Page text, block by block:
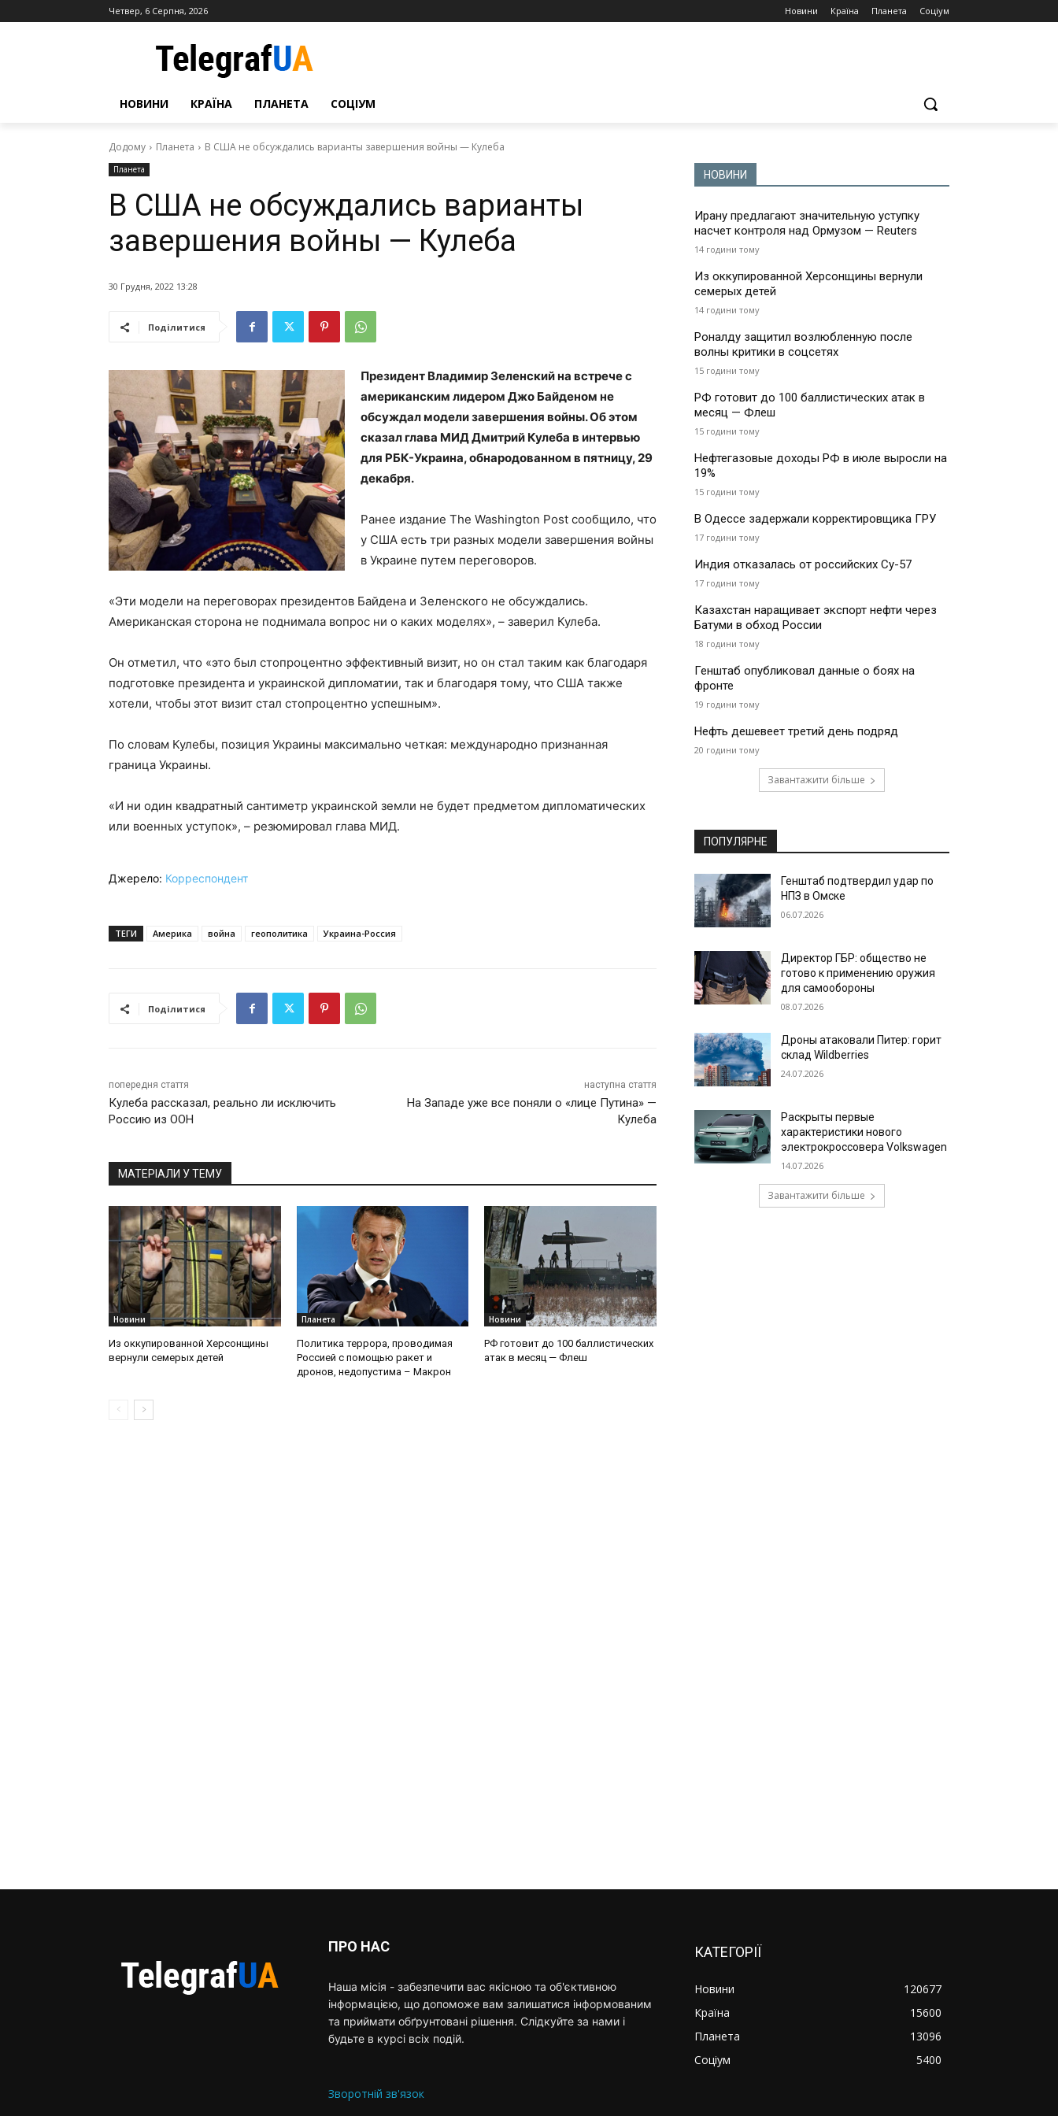
Четвер, 6 Серпня, 2026 Новини Країна Планета Соціум
НОВИНИ КРАЇНА ПЛАНЕТА СОЦІУМ
Додому Планета В США не обсуждались варианты завершения войны — Кулеба
Планета
В США не обсуждались варианты
завершения войны — Кулеба
30 Грудня, 2022 13:28
Поділитися
Президент Владимир Зеленский на встрече с
американским лидером Джо Байденом не
обсуждал модели завершения войны. Об этом
сказал глава МИД Дмитрий Кулеба в интервью
для РБК-Украина, обнародованном в пятницу, 29
декабря.
Ранее издание The Washington Post сообщило, что
у США есть три разных модели завершения войны
в Украине путем переговоров.
«Эти модели на переговорах президентов Байдена и Зеленского не обсуждались.
Американская сторона не поднимала вопрос ни о каких моделях», – заверил Кулеба.
Он отметил, что «это был стопроцентно эффективный визит, но он стал таким как благодаря
подготовке президента и украинской дипломатии, так и благодаря тому, что США также
хотели, чтобы этот визит стал стопроцентно успешным».
По словам Кулебы, позиция Украины максимально четкая: международно признанная
граница Украины.
«И ни один квадратный сантиметр украинской земли не будет предметом дипломатических
или военных уступок», – резюмировал глава МИД.
Джерело: Корреспондент
ТЕГИ Америка война геополитика Украина-Россия
Поділитися
попередня стаття
Кулеба рассказал, реально ли исключить
Россию из ООН
наступна стаття
На Западе уже все поняли о «лице Путина» —
Кулеба
МАТЕРІАЛИ У ТЕМУ
Новини
Из оккупированной Херсонщины
вернули семерых детей
Планета
Политика террора, проводимая
Россией с помощью ракет и
дронов, недопустима – Макрон
Новини
РФ готовит до 100 баллистических
атак в месяц — Флеш
НОВИНИ
Ирану предлагают значительную уступку
насчет контроля над Ормузом — Reuters
14 години тому
Из оккупированной Херсонщины вернули
семерых детей
14 години тому
Роналду защитил возлюбленную после
волны критики в соцсетях
15 години тому
РФ готовит до 100 баллистических атак в
месяц — Флеш
15 години тому
Нефтегазовые доходы РФ в июле выросли на
19%
15 години тому
В Одессе задержали корректировщика ГРУ
17 години тому
Индия отказалась от российских Су-57
17 години тому
Казахстан наращивает экспорт нефти через
Батуми в обход России
18 години тому
Генштаб опубликовал данные о боях на
фронте
19 години тому
Нефть дешевеет третий день подряд
20 години тому
Завантажити більше
ПОПУЛЯРНЕ
Генштаб подтвердил удар по
НПЗ в Омске
06.07.2026
Директор ГБР: общество не
готово к применению оружия
для самообороны
08.07.2026
Дроны атаковали Питер: горит
склад Wildberries
24.07.2026
Раскрыты первые
характеристики нового
электрокроссовера Volkswagen
14.07.2026
Завантажити більше
ПРО НАС
Наша місія - забезпечити вас якісною та об'єктивною
інформацією, що допоможе вам залишатися інформованим
та приймати обґрунтовані рішення. Слідкуйте за нами і
будьте в курсі всіх подій.
Зворотній зв'язок
КАТЕГОРІЇ
Новини
120677
Країна
15600
Планета
13096
Соціум
5400